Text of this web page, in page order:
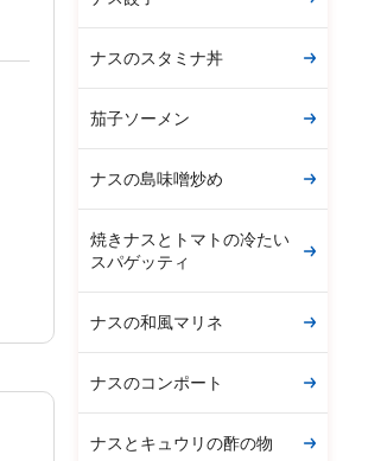
ナスのスタミナ丼
茄子ソーメン
ナスの島味噌炒め
焼きナスとトマトの冷たい
スパゲッティ
ナスの和風マリネ
ナスのコンポート
ナスとキュウリの酢の物